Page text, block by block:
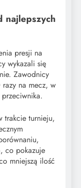
najlepszych
presji na
wykazali się
Zawodnicy
na mecz, w
trakcie turnieju,
co pokazuje
mniejszą ilość